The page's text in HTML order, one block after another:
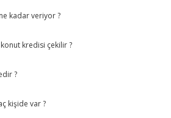
kadar veriyor ?
konut kredisi çekilir ?
?
kişide var ?